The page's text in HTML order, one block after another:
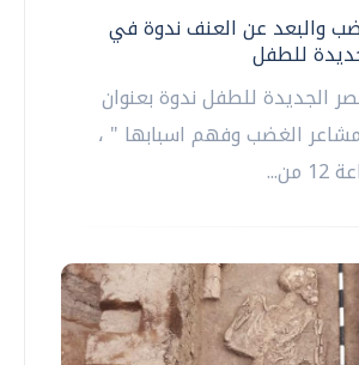
والبعد عن العنف ندوة في
للطفل
الجديدة للطفل ندوة بعنوان
الغضب وفهم اسبابها " ،